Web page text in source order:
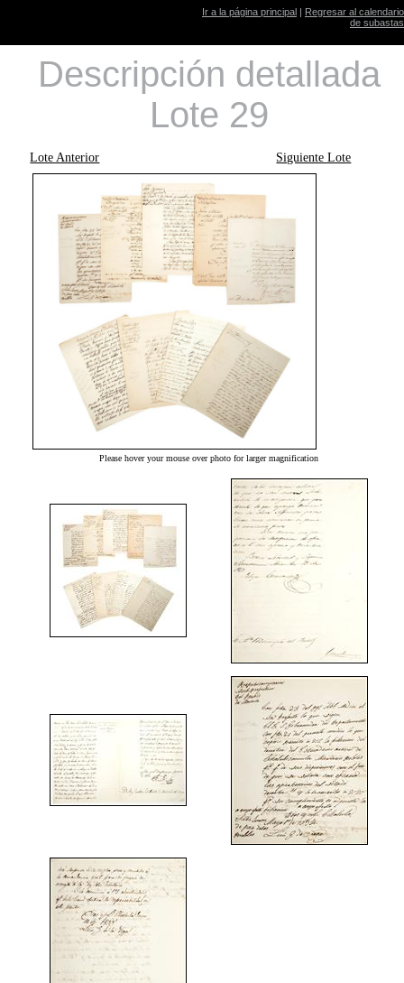
Ir a la página principal | Regresar al calendario
de subastas
Descripción detallada
Lote 29
Lote Anterior Siguiente Lote
Please hover your mouse over photo for larger magnification